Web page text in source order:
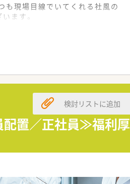
も現場目線でいてくれる社風の
ます。
どキチンとした教育環境の中
ステップアップ出来るような環
配置／正社員≫福利厚
検討リストに追加